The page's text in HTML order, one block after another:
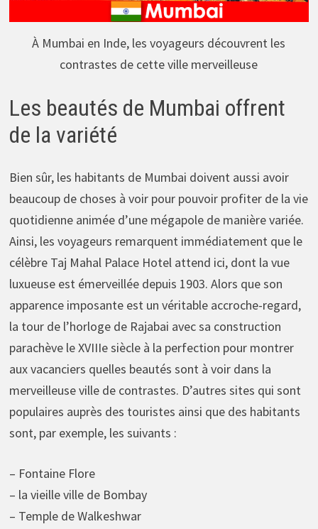
À Mumbai en Inde, les voyageurs découvrent les
contrastes de cette ville merveilleuse
Les beautés de Mumbai offrent
de la variété
Bien sûr, les habitants de Mumbai doivent aussi avoir
beaucoup de choses à voir pour pouvoir profiter de la vie
quotidienne animée d’une mégapole de manière variée.
Ainsi, les voyageurs remarquent immédiatement que le
célèbre Taj Mahal Palace Hotel attend ici, dont la vue
luxueuse est émerveillée depuis 1903. Alors que son
apparence imposante est un véritable accroche-regard,
la tour de l’horloge de Rajabai avec sa construction
parachève le XVIIIe siècle à la perfection pour montrer
aux vacanciers quelles beautés sont à voir dans la
merveilleuse ville de contrastes. D’autres sites qui sont
populaires auprès des touristes ainsi que des habitants
sont, par exemple, les suivants :
– Fontaine Flore
– la vieille ville de Bombay
– Temple de Walkeshwar